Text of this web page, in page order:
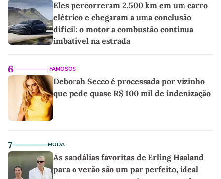
Eles percorreram 2.500 km em um carro
elétrico e chegaram a uma conclusão
difícil: o motor a combustão continua
imbatível na estrada
6 FAMOSOS
Deborah Secco é processada por vizinho
que pede quase R$ 100 mil de indenização
7 MODA
As sandálias favoritas de Erling Haaland
para o verão são um par perfeito, ideal